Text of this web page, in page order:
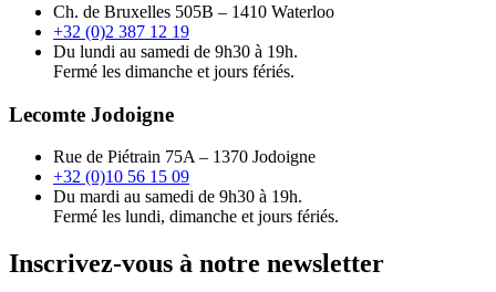
Ch. de Bruxelles 505B – 1410 Waterloo
+32 (0)2 387 12 19
Du lundi au samedi de 9h30 à 19h.
Fermé les dimanche et jours fériés.
Lecomte Jodoigne
Rue de Piétrain 75A – 1370 Jodoigne
+32 (0)10 56 15 09
Du mardi au samedi de 9h30 à 19h.
Fermé les lundi, dimanche et jours fériés.
Inscrivez-vous à notre newsletter